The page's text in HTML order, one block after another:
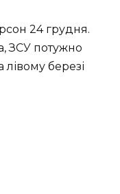
24 грудня.
ЗСУ потужно
лівому березі